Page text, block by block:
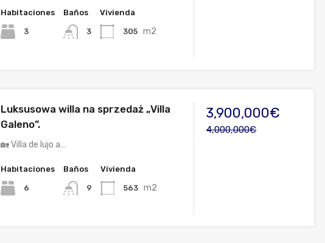
Habitaciones
3
Baños
3
Vivienda
305 m2
Luksusowa willa na sprzedaż „Villa
Galeno”.
🏡 Villa de lujo a…
Habitaciones
6
Baños
9
Vivienda
563 m2
3,900,000€
4,000,000€